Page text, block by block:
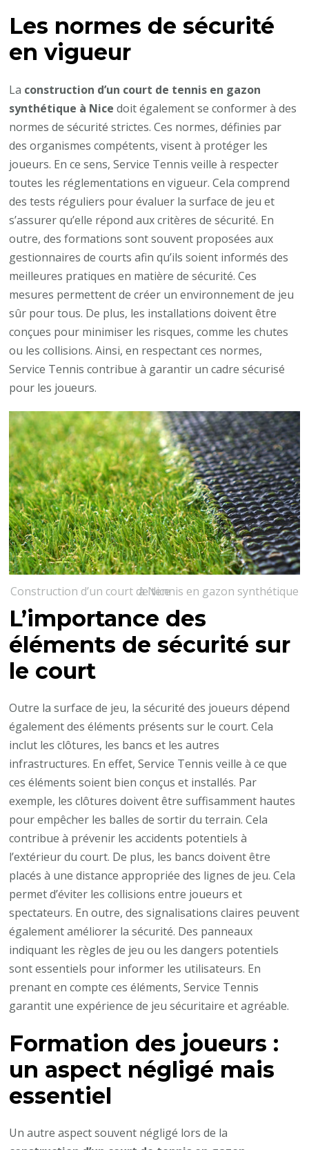
Les normes de sécurité
en vigueur
La construction d’un court de tennis en gazon
synthétique à Nice doit également se conformer à des
normes de sécurité strictes. Ces normes, définies par
des organismes compétents, visent à protéger les
joueurs. En ce sens, Service Tennis veille à respecter
toutes les réglementations en vigueur. Cela comprend
des tests réguliers pour évaluer la surface de jeu et
s’assurer qu’elle répond aux critères de sécurité. En
outre, des formations sont souvent proposées aux
gestionnaires de courts afin qu’ils soient informés des
meilleures pratiques en matière de sécurité. Ces
mesures permettent de créer un environnement de jeu
sûr pour tous. De plus, les installations doivent être
conçues pour minimiser les risques, comme les chutes
ou les collisions. Ainsi, en respectant ces normes,
Service Tennis contribue à garantir un cadre sécurisé
pour les joueurs.
Construction d’un court de tennis en gazon synthétique à Nice
L’importance des
éléments de sécurité sur
le court
Outre la surface de jeu, la sécurité des joueurs dépend
également des éléments présents sur le court. Cela
inclut les clôtures, les bancs et les autres
infrastructures. En effet, Service Tennis veille à ce que
ces éléments soient bien conçus et installés. Par
exemple, les clôtures doivent être suffisamment hautes
pour empêcher les balles de sortir du terrain. Cela
contribue à prévenir les accidents potentiels à
l’extérieur du court. De plus, les bancs doivent être
placés à une distance appropriée des lignes de jeu. Cela
permet d’éviter les collisions entre joueurs et
spectateurs. En outre, des signalisations claires peuvent
également améliorer la sécurité. Des panneaux
indiquant les règles de jeu ou les dangers potentiels
sont essentiels pour informer les utilisateurs. En
prenant en compte ces éléments, Service Tennis
garantit une expérience de jeu sécuritaire et agréable.
Formation des joueurs :
un aspect négligé mais
essentiel
Un autre aspect souvent négligé lors de la